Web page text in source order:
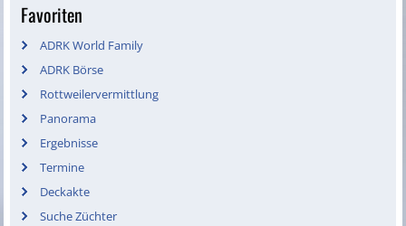
Favoriten
ADRK World Family
ADRK Börse
Rottweilervermittlung
Panorama
Ergebnisse
Termine
Deckakte
Suche Züchter